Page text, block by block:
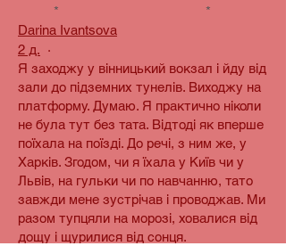
* *
Darina Ivantsova
2 д. ·
Я заходжу у вінницький вокзал і йду від
зали до підземних тунелів. Виходжу на
платформу. Думаю. Я практично ніколи
не була тут без тата. Відтоді як вперше
поїхала на поїзді. До речі, з ним же, у
Харків. Згодом, чи я їхала у Київ чи у
Львів, на гульки чи по навчанню, тато
завжди мене зустрічав і проводжав. Ми
разом тупцяли на морозі, ховалися від
дощу і щурилися від сонця.